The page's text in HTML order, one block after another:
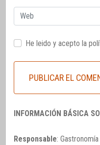
Web
He leido y acepto la
INFORMACIÓN BÁSICA
Responsable: